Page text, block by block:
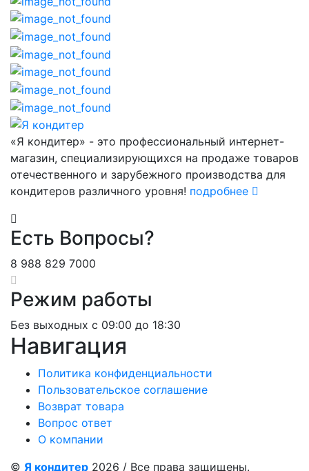
«Я кондитер» - это профессиональный интернет-
магазин, специализирующихся на продаже товаров
отечественного и зарубежного производства для
кондитеров различного уровня! подробнее
Есть Вопросы?
8 988 829 7000
Режим работы
Без выходных c 09:00 до 18:30
Навигация
Политика конфиденциальности
Пользовательское соглашение
Возврат товара
Вопрос ответ
О компании
© Я кондитер 2026 / Все права защищены.